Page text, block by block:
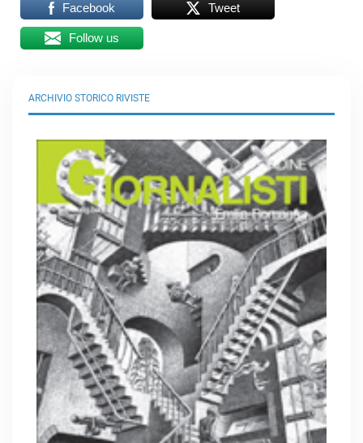
Facebook Tweet
Follow us
ARCHIVIO STORICO RIVISTE